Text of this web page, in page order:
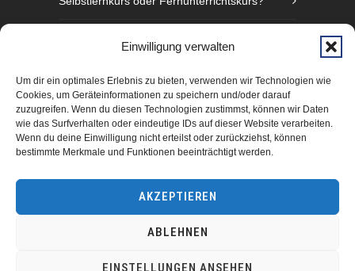
Einwilligung verwalten
Um dir ein optimales Erlebnis zu bieten, verwenden wir Technologien wie
Cookies, um Geräteinformationen zu speichern und/oder darauf
zuzugreifen. Wenn du diesen Technologien zustimmst, können wir Daten
wie das Surfverhalten oder eindeutige IDs auf dieser Website verarbeiten.
Wenn du deine Einwilligung nicht erteilst oder zurückziehst, können
bestimmte Merkmale und Funktionen beeinträchtigt werden.
AKZEPTIEREN
ABLEHNEN
EINSTELLUNGEN ANSEHEN
Fünf Gründe Gebärdensprache zu lernen
manimundo GmbH Hamburg 2025